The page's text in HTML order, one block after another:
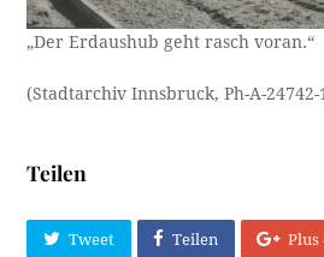
„Der Erdaushub geht rasch voran.“
(Stadtarchiv Innsbruck, Ph-A-24742-
Teilen
Tweet Teilen Plus